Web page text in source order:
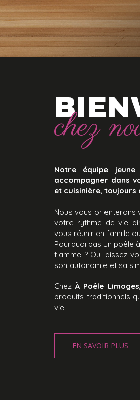
chez
Notre équipe
accompagner dans
et cuisinière, toujours
Nous vous orienterons
votre rythme de vie
vous réunir en famille
Pourquoi pas un poêle
flamme ? Ou laissez-
son autonomie et sa
Chez À Poêle Limoges
produits traditionnels
vie.
EN SAVOIR PLUS